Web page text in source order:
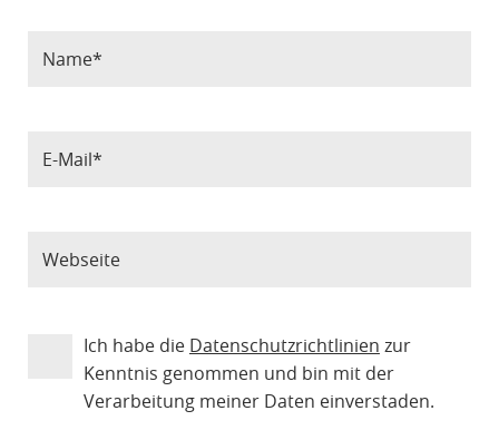
Ich habe die Datenschutzrichtlinien zur
Kenntnis genommen und bin mit der
Verarbeitung meiner Daten einverstaden.